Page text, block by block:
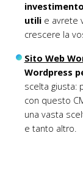
investimento
utili e avrete
crescere la
Sito Web
Wordpress
scelta giusta:
con questo
una vasta
e tanto altro.